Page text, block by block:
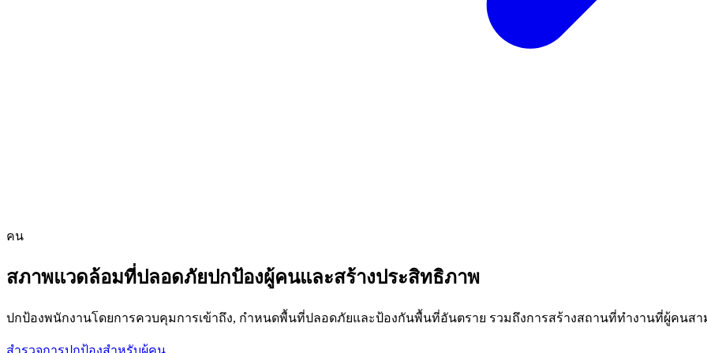
คน
สภาพแวดล้อมที่ปลอดภัยปกป้องผู้คนและสร้างประสิทธิภาพ
ปกป้องพนักงานโดยการควบคุมการเข้าถึง, กำหนดพื้นที่ปลอดภัยและป้องกันพื้นที่อันตราย รวมถึงการสร้างสถานที่ทำงานที่ผู้คนส
สำรวจการปกป้องสำหรับผู้คน